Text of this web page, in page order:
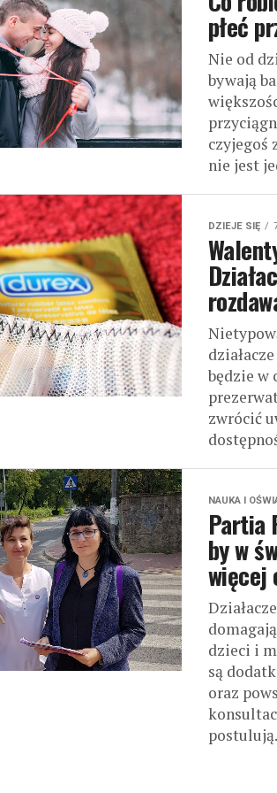
płeć
Nie od
bywają
czyjegoś
nie jest
DZIEJE SIĘ
będzie w
zwrócić
NAUKA I
Partia
by w
więcej
dzieci i
są
oraz